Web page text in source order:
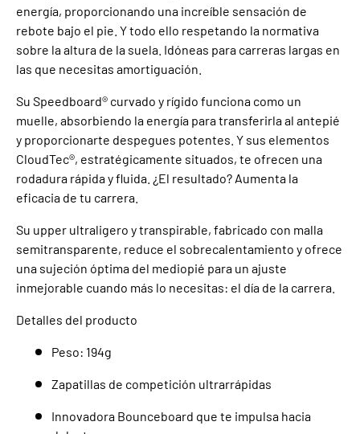
energía, proporcionando una increíble sensación de
rebote bajo el pie. Y todo ello respetando la normativa
sobre la altura de la suela. Idóneas para carreras largas en
las que necesitas amortiguación.
Su Speedboard® curvado y rígido funciona como un
muelle, absorbiendo la energía para transferirla al antepié
y proporcionarte despegues potentes. Y sus elementos
CloudTec®, estratégicamente situados, te ofrecen una
rodadura rápida y fluida. ¿El resultado? Aumenta la
eficacia de tu carrera.
Su upper ultraligero y transpirable, fabricado con malla
semitransparente, reduce el sobrecalentamiento y ofrece
una sujeción óptima del mediopié para un ajuste
inmejorable cuando más lo necesitas: el día de la carrera.
Detalles del producto
Peso: 194g
Zapatillas de competición ultrarrápidas
Innovadora Bounceboard que te impulsa hacia